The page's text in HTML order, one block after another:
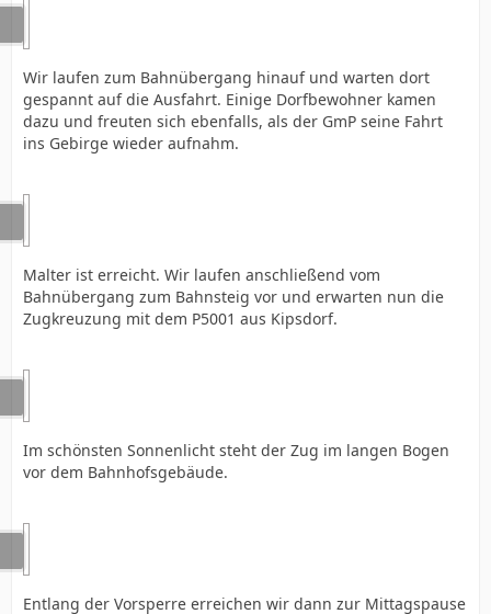
Wir laufen zum Bahnübergang hinauf und warten dort
gespannt auf die Ausfahrt. Einige Dorfbewohner kamen
dazu und freuten sich ebenfalls, als der GmP seine Fahrt
ins Gebirge wieder aufnahm.
Malter ist erreicht. Wir laufen anschließend vom
Bahnübergang zum Bahnsteig vor und erwarten nun die
Zugkreuzung mit dem P5001 aus Kipsdorf.
Im schönsten Sonnenlicht steht der Zug im langen Bogen
vor dem Bahnhofsgebäude.
Entlang der Vorsperre erreichen wir dann zur Mittagspause